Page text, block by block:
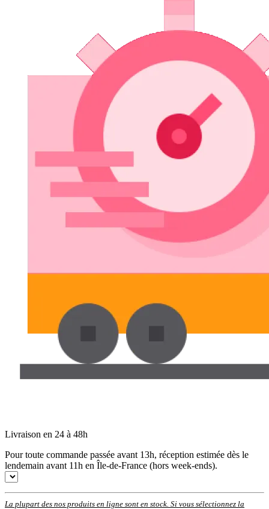
Livraison en 24 à 48h
Pour toute commande passée avant 13h, réception estimée dès le
lendemain avant 11h en Île-de-France (hors week-ends).
La plupart des nos produits en ligne sont en stock. Si vous sélectionnez la